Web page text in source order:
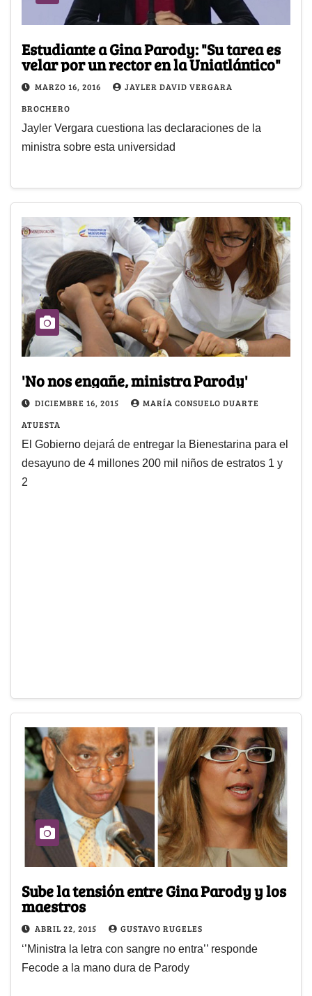
Estudiante a Gina Parody: "Su tarea es
velar por un rector en la Uniatlántico"
MARZO 16, 2016
JAYLER DAVID VERGARA
BROCHERO
Jayler Vergara cuestiona las declaraciones de la
ministra sobre esta universidad
'No nos engañe, ministra Parody'
DICIEMBRE 16, 2015
MARÍA CONSUELO DUARTE
ATUESTA
El Gobierno dejará de entregar la Bienestarina para el
desayuno de 4 millones 200 mil niños de estratos 1 y
2
Sube la tensión entre Gina Parody y los
ABRIL 22, 2015 GUSTAVO RUGELES
‘’Ministra la letra con sangre no entra’’ responde
Fecode a la mano dura de Parody